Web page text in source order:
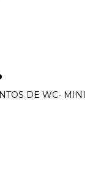
DE WC- MINI